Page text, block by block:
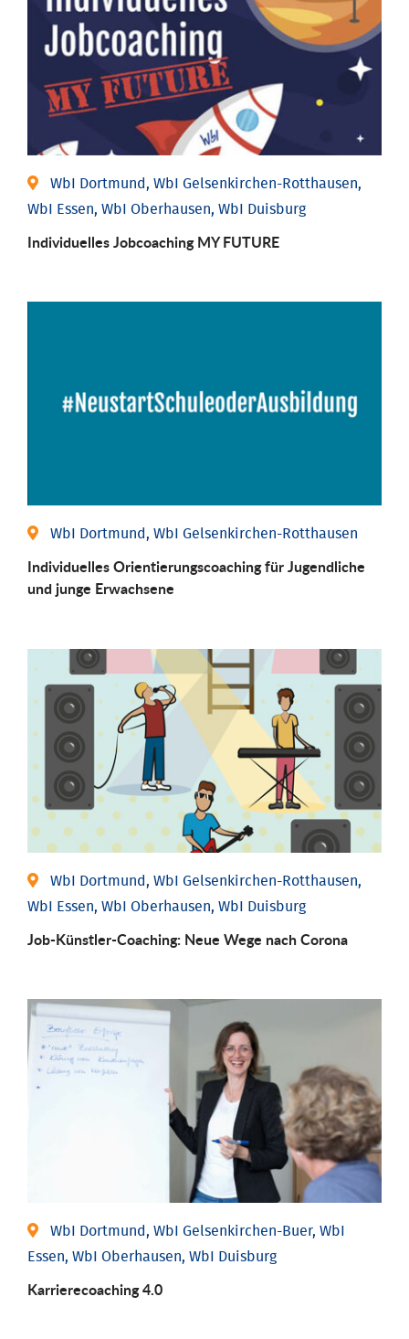
WbI Dortmund, WbI Gelsenkirchen-Rotthausen,
WbI Essen, WbI Oberhausen, WbI Duisburg
Individuelles Jobcoaching MY FUTURE
WbI Dortmund, WbI Gelsenkirchen-Rotthausen
Individuelles Orientierungscoaching für Jugendliche
und junge Erwachsene
WbI Dortmund, WbI Gelsenkirchen-Rotthausen,
WbI Essen, WbI Oberhausen, WbI Duisburg
Job-Künstler-Coaching: Neue Wege nach Corona
WbI Dortmund, WbI Gelsenkirchen-Buer, WbI
Essen, WbI Oberhausen, WbI Duisburg
Karriere­coaching 4.0